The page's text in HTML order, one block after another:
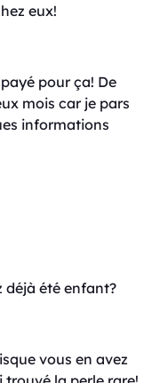
eux!
pour ça! De
mois car je pars
informations
déjà été enfant?
vous en avez